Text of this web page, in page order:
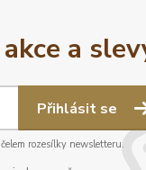
a
Přihlásit se
rozesílky newsletteru.